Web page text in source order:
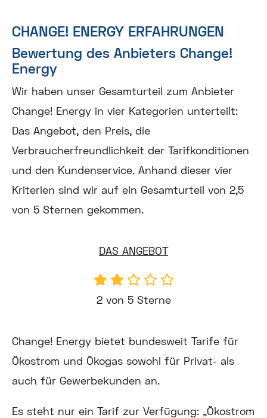
CHANGE! ENERGY ERFAHRUNGEN
Bewertung des Anbieters Change!
Energy
Wir haben unser Gesamturteil zum Anbieter
Change! Energy in vier Kategorien unterteilt:
Das Angebot, den Preis, die
Verbraucherfreundlichkeit der Tarifkonditionen
und den Kundenservice. Anhand dieser vier
Kriterien sind wir auf ein Gesamturteil von 2,5
von 5 Sternen gekommen.
DAS ANGEBOT
2 von 5 Sterne
Change! Energy bietet bundesweit Tarife für
Ökostrom und Ökogas sowohl für Privat- als
auch für Gewerbekunden an.
Es steht nur ein Tarif zur Verfügung: „Ökostrom